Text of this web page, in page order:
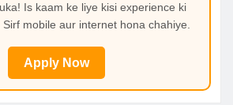
Is kaam ke liye kisi experience ki
mobile aur internet hona chahiye.
Apply Now